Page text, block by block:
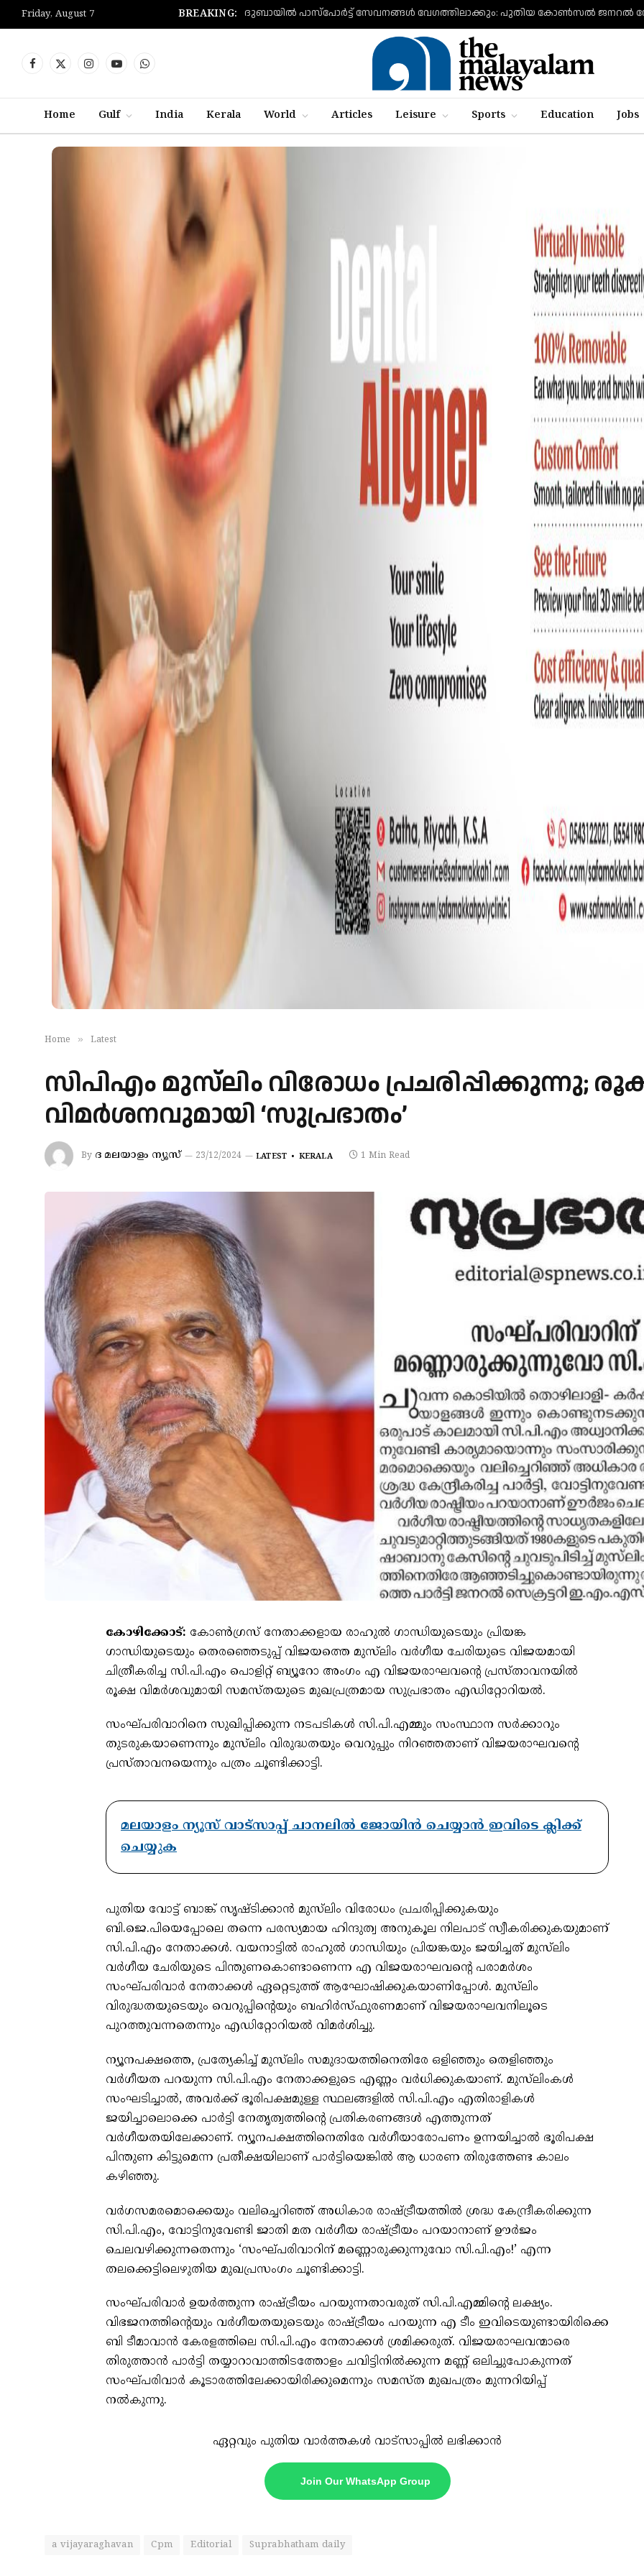
Friday, August 7 BREAKING:
Facebook
X
InstagramYouTubeWhatsApp
Home Gulf India Kerala World Articles Leisure Sports Education Jobs
Home » Latest
സിപിഎം മുസ്‌ലിം വിരോധം പ്രചരിപ്പിക്കുന്നു;
വിമർശനവുമായി ‘സുപ്രഭാതം’
By ദ മലയാളം ന്യൂസ്‌ 23/12/2024 LATEST KERALA 1 Min Read
കോഴിക്കോട്: കോൺഗ്രസ് നേതാക്കളായ രാഹുൽ ഗാന്ധിയുടെയും പ്രിയങ്ക
ഗാന്ധിയുടെയും തെരഞ്ഞെടുപ്പ് വിജയത്തെ മുസ്‌ലിം വർഗീയ ചേരിയുടെ വിജയമായി
ചിത്രീകരിച്ച സി.പി.എം പൊളിറ്റ് ബ്യൂറോ അംഗം എ വിജയരാഘവന്റെ പ്രസ്താവനയിൽ
രൂക്ഷ വിമർശവുമായി സമസ്തയുടെ മുഖപ്രത്രമായ സുപ്രഭാതം എഡിറ്റോറിയൽ.
സംഘ്പരിവാറിനെ സുഖിപ്പിക്കുന്ന നടപടികൾ സി.പി.എമ്മും സംസ്ഥാന സർക്കാറും
തുടരുകയാണെന്നും മുസ്‌ലിം വിരുദ്ധതയും വെറുപ്പും നിറഞ്ഞതാണ് വിജയരാഘവന്റെ
പ്രസ്താവനയെന്നും പത്രം ചൂണ്ടിക്കാട്ടി.
മലയാളം ന്യൂസ് വാട്സാപ്പ് ചാനലിൽ ജോയിൻ ചെയ്യാൻ ഇവിടെ ക്ലിക്ക്
ചെയ്യുക
പുതിയ വോട്ട് ബാങ്ക് സൃഷ്ടിക്കാൻ മുസ്‌ലിം വിരോധം പ്രചരിപ്പിക്കുകയും
ബി.ജെ.പിയെപ്പോലെ തന്നെ പരസ്യമായ ഹിന്ദുത്വ അനുകൂല നിലപാട് സ്വീകരിക്കുകയുമാണ്
സി.പി.എം നേതാക്കൾ. വയനാട്ടിൽ രാഹുൽ ഗാന്ധിയും പ്രിയങ്കയും ജയിച്ചത് മുസ്‌ലിം
വർഗീയ ചേരിയുടെ പിന്തുണകൊണ്ടാണെന്ന എ വിജയരാഘവന്റെ പരാമർശം
സംഘ്പരിവാർ നേതാക്കൾ ഏറ്റെടുത്ത് ആഘോഷിക്കുകയാണിപ്പോൾ. മുസ്‌ലിം
വിരുദ്ധതയുടെയും വെറുപ്പിന്റെയും ബഹിർസ്ഫുരണമാണ് വിജയരാഘവനിലൂടെ
പുറത്തുവന്നതെന്നും എഡിറ്റോറിയൽ വിമർശിച്ചു.
ന്യൂനപക്ഷത്തെ, പ്രത്യേകിച്ച് മുസ്‌ലിം സമുദായത്തിനെതിരേ ഒളിഞ്ഞും തെളിഞ്ഞും
വർഗീയത പറയുന്ന സി.പി.എം നേതാക്കളുടെ എണ്ണം വർധിക്കുകയാണ്. മുസ്‌ലിംകൾ
സംഘടിച്ചാൽ, അവർക്ക് ഭൂരിപക്ഷമുള്ള സ്ഥലങ്ങളിൽ സി.പി.എം എതിരാളികൾ
ജയിച്ചാലൊക്കെ പാർട്ടി നേതൃത്വത്തിന്റെ പ്രതികരണങ്ങൾ എത്തുന്നത്
വർഗീയതയിലേക്കാണ്. ന്യൂനപക്ഷത്തിനെതിരേ വർഗീയാരോപണം ഉന്നയിച്ചാൽ ഭൂരിപക്ഷ
പിന്തുണ കിട്ടുമെന്ന പ്രതീക്ഷയിലാണ് പാർട്ടിയെങ്കിൽ ആ ധാരണ തിരുത്തേണ്ട കാലം
കഴിഞ്ഞു.
വർഗസമരമൊക്കെയും വലിച്ചെറിഞ്ഞ് അധികാര രാഷ്ട്രീയത്തിൽ ശ്രദ്ധ കേന്ദ്രീകരിക്കുന്ന
സി.പി.എം, വോട്ടിനുവേണ്ടി ജാതി മത വർഗീയ രാഷ്ട്രീയം പറയാനാണ് ഊർജം
ചെലവഴിക്കുന്നതെന്നും ‘സംഘ്പരിവാറിന് മണ്ണൊരുക്കുന്നുവോ സി.പി.എം!’ എന്ന
തലക്കെട്ടിലെഴുതിയ മുഖപ്രസംഗം ചൂണ്ടിക്കാട്ടി.
സംഘ്പരിവാർ ഉയർത്തുന്ന രാഷ്ട്രീയം പറയുന്നതാവരുത് സി.പി.എമ്മിന്റെ ലക്ഷ്യം.
വിഭജനത്തിന്റെയും വർഗീയതയുടെയും രാഷ്ട്രീയം പറയുന്ന എ ടീം ഇവിടെയുണ്ടായിരിക്കെ
ബി ടീമാവാൻ കേരളത്തിലെ സി.പി.എം നേതാക്കൾ ശ്രമിക്കരുത്. വിജയരാഘവന്മാരെ
തിരുത്താൻ പാർട്ടി തയ്യാറാവാത്തിടത്തോളം ചവിട്ടിനിൽക്കുന്ന മണ്ണ് ഒലിച്ചുപോകുന്നത്
സംഘ്പരിവാർ കൂടാരത്തിലേക്കായിരിക്കുമെന്നും സമസ്ത മുഖപത്രം മുന്നറിയിപ്പ്
നൽകുന്നു.
ഏറ്റവും പുതിയ വാർത്തകൾ വാട്സാപ്പിൽ ലഭിക്കാൻ
Join Our WhatsApp Group
a vijayaraghavan Cpm Editorial Suprabhatham daily